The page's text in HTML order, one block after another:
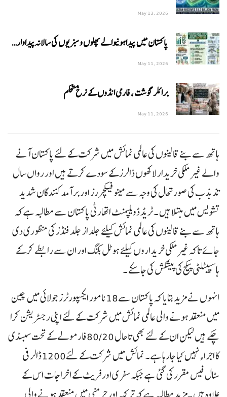
May 13, 2026
پاکستان میں پیداہونیوالے پھلوں و سبزیوں کی سالانہ پیداوار…
May 11, 2026
برائلر گوشت ، فارمی انڈوں کے نرخ مستحکم
May 11, 2026
ہاتھ سے بنے قالینوں کی عالمی نمائش میں شرکت کے لئے پاکستان آنے
والے غیر ملکی خریدار لاکھوں ڈالرز کے سودے کرتے ہیں اور رواں سال
تذبذب کی صورتحال کی وجہ سے مینو فیکچررز اور برآمد کنندگان شدید
تشویس میں مبتلا ہیں ۔ ٹریڈ ڈویلپمنٹ اتھارٹی پاکستان سے مطالبہ ہے کہ
ہاتھ سے بنے قالینوں کی عالمی نمائش کیلئے جلد از جلد فنڈز کی منظوری دی
جائے تاکہ غیر ملکی خریداروں کیلئے ہوٹل بکنگ اور ان سے رابطے کر کے
ہاسپیٹلٹی پیکج کی پیشکش کی جا سکے ۔
انہوں نے مزید بتایا کہ پاکستان سے18نامور ایکسپورٹرز جولائی میں چین
میں منعقد ہونے والی عالمی نمائش میں شرکت کے لئے اپنی رجسٹریشن کرا
چکے ہیں لیکن ان کے لئے بھی تاحال 80/20فارمولے کے تحت سبسڈی
کا اجراء نہیں کیا جارہا ہے ۔ نمائش میں شرکت کے لئے1200ڈالر فی
سٹال فیس مقرر کی گئی ہے جبکہ سفری اور فریٹ کے اخراجات اس کے